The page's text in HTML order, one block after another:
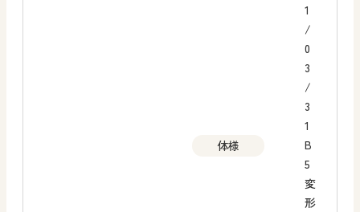
1
/
0
3
/
3
1
体様
B
5
変
形